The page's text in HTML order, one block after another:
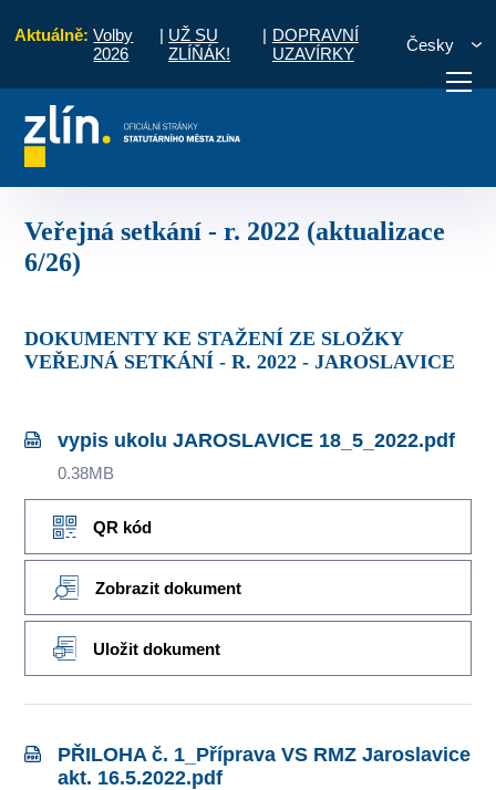
Aktuálně: Volby
2026
| UŽ SU
ZLÍŇÁK!
| DOPRAVNÍ
UZAVÍRKY
Česky
vyřídit Potřebuji zaplatit Diskuzní
Veřejná setkání - r. 2022 (aktualizace
6/26)
DOKUMENTY KE STAŽENÍ ZE SLOŽKY
VEŘEJNÁ SETKÁNÍ - R. 2022 - JAROSLAVICE
vypis ukolu JAROSLAVICE 18_5_2022.pdf
0.38MB
QR kód
Zobrazit dokument
Uložit dokument
PŘILOHA č. 1_Příprava VS RMZ Jaroslavice
akt. 16.5.2022.pdf